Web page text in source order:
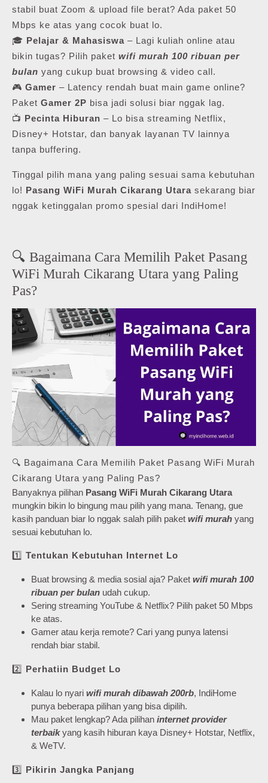
stabil buat Zoom & upload file berat? Ada paket 50
Mbps ke atas yang cocok buat lo.
🎓 Pelajar & Mahasiswa – Lagi kuliah online atau
bikin tugas? Pilih paket wifi murah 100 ribuan per
bulan yang cukup buat browsing & video call.
🎮 Gamer – Latency rendah buat main game online?
Paket Gamer 2P bisa jadi solusi biar nggak lag.
📺 Pecinta Hiburan – Lo bisa streaming Netflix,
Disney+ Hotstar, dan banyak layanan TV lainnya
tanpa buffering.
Tinggal pilih mana yang paling sesuai sama kebutuhan
lo! Pasang WiFi Murah Cikarang Utara sekarang biar
nggak ketinggalan promo spesial dari IndiHome!
🔍 Bagaimana Cara Memilih Paket Pasang
WiFi Murah Cikarang Utara yang Paling
Pas?
🔍 Bagaimana Cara Memilih Paket Pasang WiFi Murah
Cikarang Utara yang Paling Pas?
Banyaknya pilihan Pasang WiFi Murah Cikarang Utara
mungkin bikin lo bingung mau pilih yang mana. Tenang, gue
kasih panduan biar lo nggak salah pilih paket wifi murah yang
sesuai kebutuhan lo.
1️⃣ Tentukan Kebutuhan Internet Lo
Buat browsing & media sosial aja? Paket wifi murah 100
ribuan per bulan udah cukup.
Sering streaming YouTube & Netflix? Pilih paket 50 Mbps
ke atas.
Gamer atau kerja remote? Cari yang punya latensi
rendah biar stabil.
2️⃣ Perhatiin Budget Lo
Kalau lo nyari wifi murah dibawah 200rb, IndiHome
punya beberapa pilihan yang bisa dipilih.
Mau paket lengkap? Ada pilihan internet provider
terbaikyang kasih hiburan kaya Disney+ Hotstar, Netflix,
& WeTV.
3️⃣ Pikirin Jangka Panjang